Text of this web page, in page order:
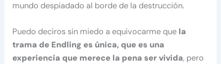
mundo despiadado al borde de la destrucción.
Puedo deciros sin miedo a equivocarme que la
trama de Endling es única, que es una
experiencia que merece la pena ser vivida, pero